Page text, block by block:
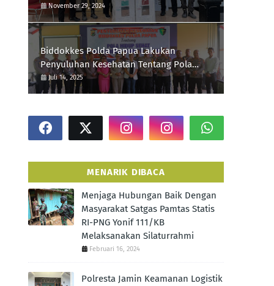
November 29, 2024
Biddokkes Polda Papua Lakukan
Penyuluhan Kesehatan Tentang Pola
Hidup Sehat Di Polres Supiori
Juli 14, 2025
MENARIK DIBACA
Menjaga Hubungan Baik Dengan
Masyarakat Satgas Pamtas Statis
RI-PNG Yonif 111/KB
Melaksanakan Silaturrahmi
Februari 16, 2024
Polresta Jamin Keamanan Logistik